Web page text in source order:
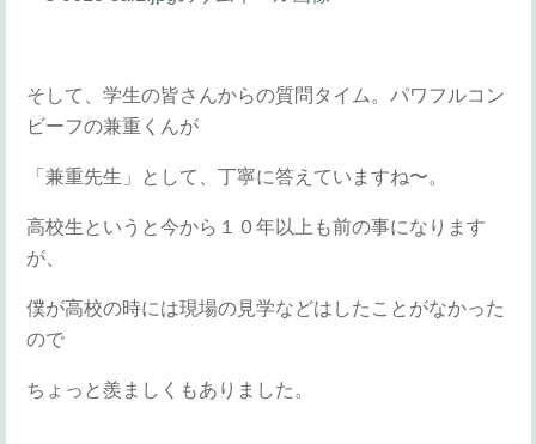
そして、学生の皆さんからの質問タイム。パワフルコン
ビーフの兼重くんが
「兼重先生」として、丁寧に答えていますね〜。
高校生というと今から１０年以上も前の事になります
が、
僕が高校の時には現場の見学などはしたことがなかった
ので
ちょっと羨ましくもありました。